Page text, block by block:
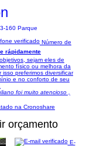
160 Parque
Número de
rápidamente
sejam eles de
físico ou melhora da
preferimos diversificar
e no conforto de seu
foi muito atencioso ,
na Cronoshare
orçamento
E-